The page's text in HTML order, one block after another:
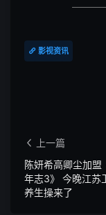
 影视资讯

上一篇
陈妍希高卿尘加盟
年志3》 今晚江苏
养生操来了